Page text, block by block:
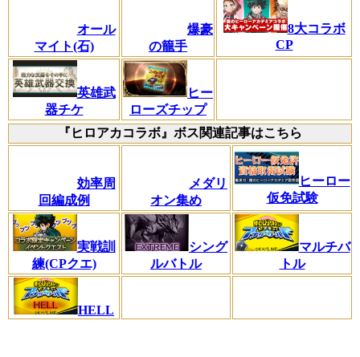
オール
マイト(石)
爆豪
の籠手
8大コラボ
CP
英雄武
器チケ
ヒー
ローズチップ
『ヒロアカコラボ』ボス関連記事はこちら
効率周
回編成例
メダリ
オン集め
ヒーロー
仮免試験
実戦訓
練(CPクエ)
シング
ルバトル
マルチバ
トル
HELL